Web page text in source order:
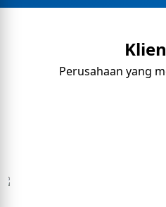
Perusahaan yang